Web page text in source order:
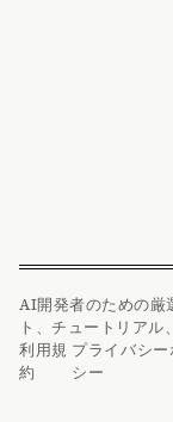
AI開発者のための厳
ト、チュートリアル
利用規
約
プライバシー
シー